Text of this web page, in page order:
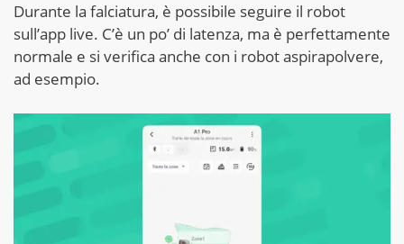
Durante la falciatura, è possibile seguire il robot
sull’app live. C’è un po’ di latenza, ma è perfettamente
normale e si verifica anche con i robot aspirapolvere,
ad esempio.